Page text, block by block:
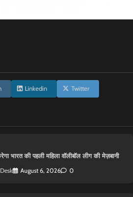
Linkedin Twitter
भारत की पहली महिला वॉलीबॉल लीग की मेज़बानी
August 6, 2026 0